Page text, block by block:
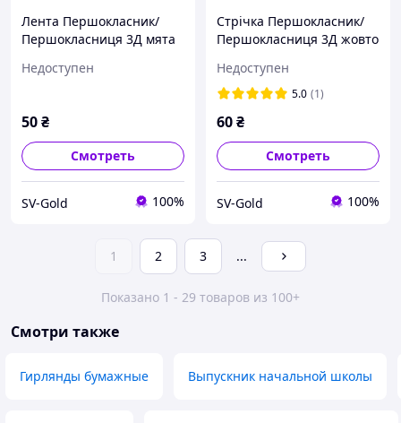
Лента Першокласник/
Першокласниця 3Д мята
Недоступен
50₴
Смотреть
SV-Gold 100%
Стрічка Першокласник/
Першокласниця 3Д жовто
Недоступен
5.0 (1)
60₴
Смотреть
SV-Gold 100%
1 2 3 ...
Показано 1 - 29 товаров из 100+
Смотри также
Гирлянды бумажные Выпускник начальной школы